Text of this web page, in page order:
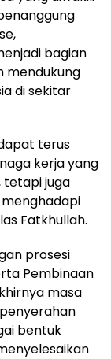
bagian
mendukung
di sekitar
terus
kerja yang
tetapi juga
Fatkhullah.
prosesi
Pembinaan
masa
bentuk